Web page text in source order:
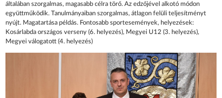
általában szorgalmas, magasabb célra törő. Az edzőjével alkotó módon
együttműködik. Tanulmányaiban szorgalmas, átlagon felüli teljesítményt
nyújt. Magatartása példás. Fontosabb sportesemények, helyezések:
Kosárlabda országos verseny (6. helyezés), Megyei U12 (3. helyezés),
Megyei válogatott (4. helyezés)